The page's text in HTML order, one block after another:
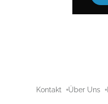
Kontakt Über Uns